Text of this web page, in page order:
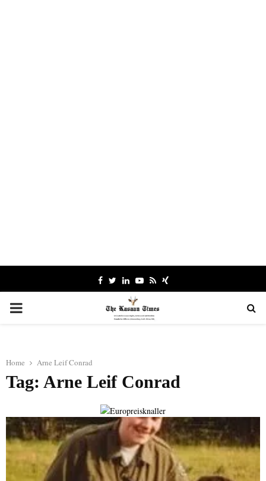
Facebook
TwitterLinkedinYoutube
RssXing
PRIMARY
Home Arne Leif Conrad
Tag: Arne Leif Conrad